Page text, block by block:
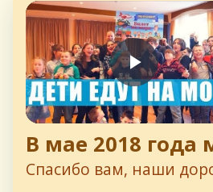
В мае 2018
Спасибо вам, наши